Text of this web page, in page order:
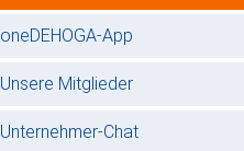
oneDEHOGA-App
Unsere Mitglieder
Unternehmer-Chat